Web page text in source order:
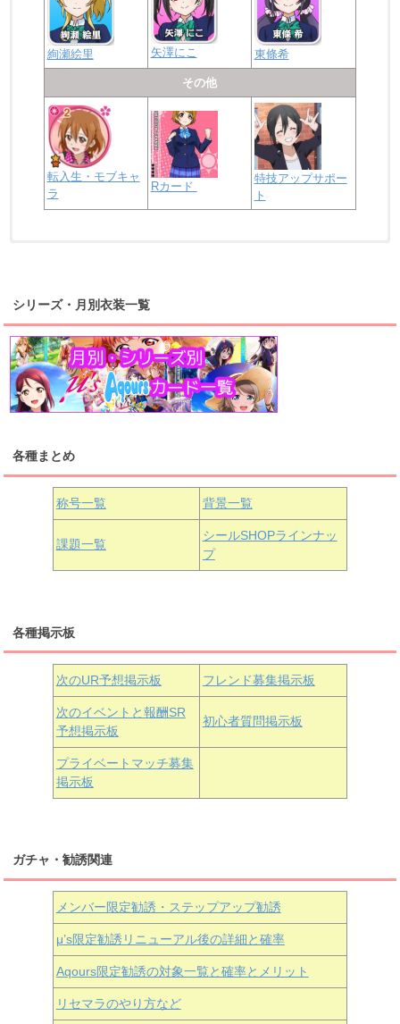
絢瀬絵里 矢澤にこ 東條希
その他
転入生・モブキャ
ラ
Rカード
特技アップサポー
ト
桜内梨子 高海千歌 渡辺曜
浦の星女学院1年生
津島善子 黒澤ルビィ
浦の星女学院3年生
黒澤ダイヤ
上原歩夢 宮下愛 優木せつ菜
虹ヶ咲学園1年生
中須かすみ 天王寺璃奈
朝香果林 近江彼方 エマ・ヴェルデ
シリーズ・月別衣装一覧
各種まとめ
称号一覧 背景一覧
課題一覧
シールSHOPラインナッ
プ
各種掲示板
次のUR予想掲示板 フレンド募集掲示板
次のイベントと報酬SR
予想掲示板
初心者質問掲示板
プライベートマッチ募集
掲示板
ガチャ・勧誘関連
メンバー限定勧誘・ステップアップ勧誘
μ’s限定勧誘リニューアル後の詳細と確率
Aqours限定勧誘の対象一覧と確率とメリット
リセマラのやり方など